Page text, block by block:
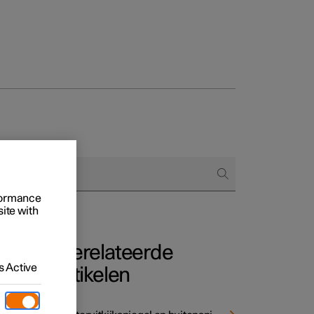
Gerelateerde
artikelen
with
Active